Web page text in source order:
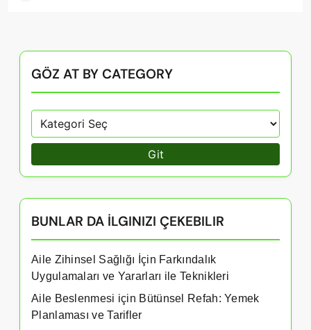
GÖZ AT BY CATEGORY
Git
BUNLAR DA İLGINIZI ÇEKEBILIR
Aile Zihinsel Sağlığı İçin Farkındalık
Uygulamaları ve Yararları ile Teknikleri
Aile Beslenmesi için Bütünsel Refah: Yemek
Planlaması ve Tarifler